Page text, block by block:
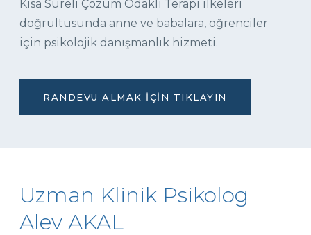
Kısa Süreli Çözüm Odaklı Terapi ilkeleri
doğrultusunda anne ve babalara, öğrenciler
için psikolojik danışmanlık hizmeti.
RANDEVU ALMAK İÇIN TIKLAYIN
Uzman Klinik Psikolog
Alev AKAL